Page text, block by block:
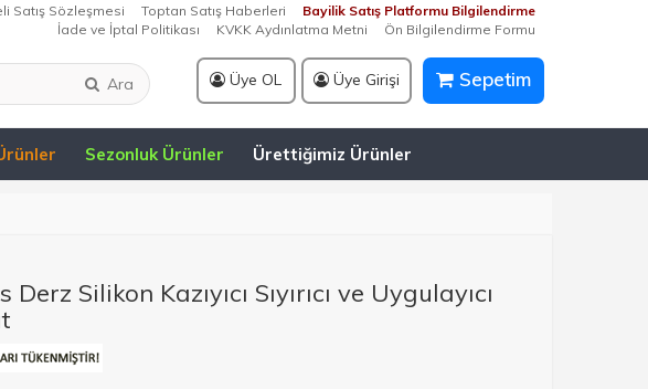
Bayilik Satış Platformu Bilgilendirme
Toptan Satış Haberleri
Satış Sözleşmesi
Ön Bilgilendirme Formu
KVKK Aydınlatma Metni
İade ve İptal Politikası
Ara Üye OL Üye Girişi Sepetim
Sezonluk Ürünler Ürettiğimiz Ürünler
Derz Silikon Kazıyıcı Sıyırıcı ve Uygulayıcı